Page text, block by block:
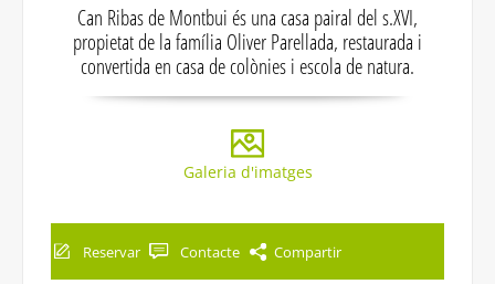
Can Ribas de Montbui és una casa pairal del s.XVI,
propietat de la família Oliver Parellada, restaurada i
convertida en casa de colònies i escola de natura.
Galeria d'imatges
Reservar Contacte Compartir